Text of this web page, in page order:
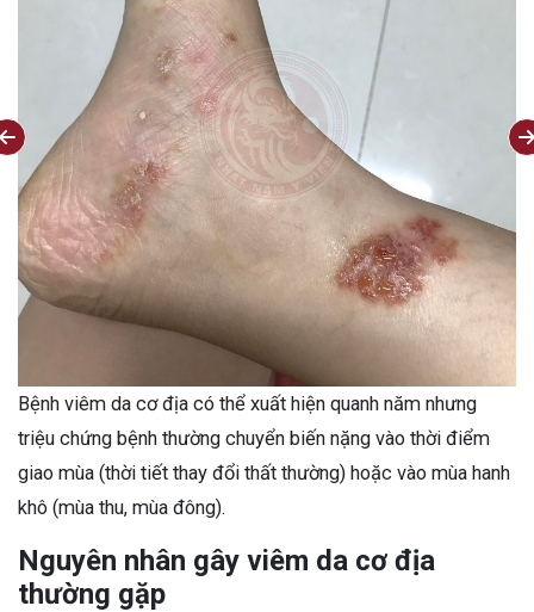
Bệnh viêm da cơ địa có thể xuất hiện quanh năm nhưng
triệu chứng bệnh thường chuyển biến nặng vào thời điểm
giao mùa (thời tiết thay đổi thất thường) hoặc vào mùa hanh
khô (mùa thu, mùa đông).
Nguyên nhân gây viêm da cơ địa
thường gặp